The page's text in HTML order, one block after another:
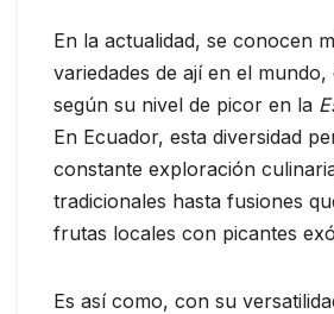
En la actualidad, se conocen
variedades de ají en el mundo,
según su nivel de picor en la
En Ecuador, esta diversidad
constante exploración
tradicionales hasta fusiones
frutas locales con picantes
Es así como, con su